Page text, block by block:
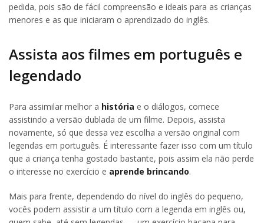
pedida, pois são de fácil compreensão e ideais para as crianças
menores e as que iniciaram o aprendizado do inglês.
Assista aos filmes em português e
legendado
Para assimilar melhor a história e o diálogos, comece
assistindo a versão dublada de um filme. Depois, assista
novamente, só que dessa vez escolha a versão original com
legendas em português. É interessante fazer isso com um título
que a criança tenha gostado bastante, pois assim ela não perde
o interesse no exercício e aprende brincando.
Mais para frente, dependendo do nível do inglês do pequeno,
vocês podem assistir a um título com a legenda em inglês ou,